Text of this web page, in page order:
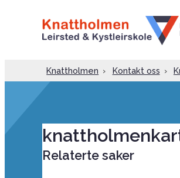
Knattholmen › Kontakt oss ›
Relaterte saker